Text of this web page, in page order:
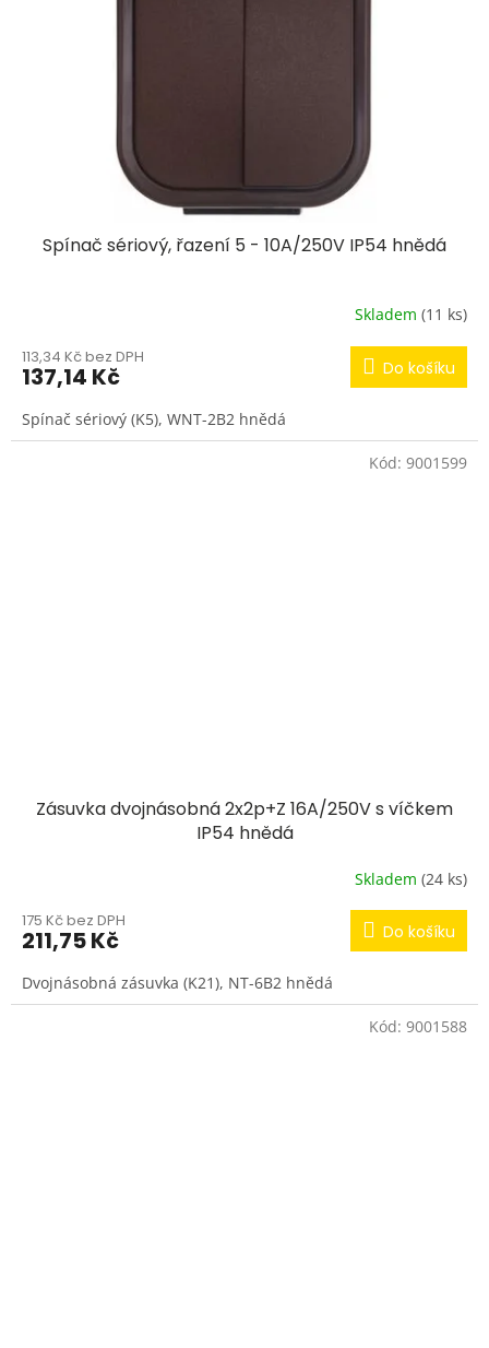
Spínač sériový, řazení 5 - 10A/250V IP54 hnědá
Skladem (11 ks)
113,34 Kč bez DPH
137,14 Kč Do košíku
Spínač sériový (K5), WNT-2B2 hnědá
Zásuvka dvojnásobná 2x2p+Z 16A/250V s víčkem
IP54 hnědá
Skladem (24 ks)
175 Kč bez DPH
211,75 Kč Do košíku
Dvojnásobná zásuvka (K21), NT-6B2 hnědá
Kód: 9001599
Kód: 9001588